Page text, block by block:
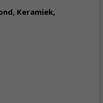
Keramiek,